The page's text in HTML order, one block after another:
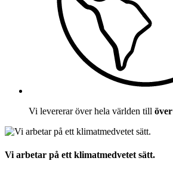
Vi levererar över hela världen till
Vi arbetar på ett klimatmedvetet sätt.